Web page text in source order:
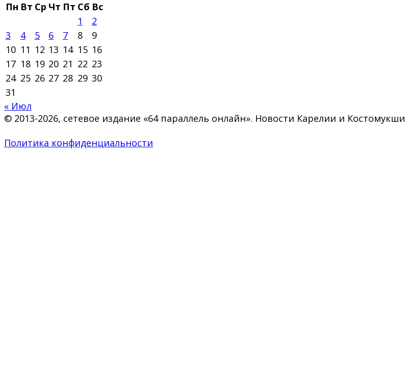
Пн Вт Ср Чт Пт Сб Вс
1
2
3
4 5 6 7 8
9
10 11 12 13 14 15 16
17 18 19 20 21 22 23
24 25 26 27 28 29 30
31
« Июл
© 2013-2026, сетевое издание «64 параллель онлайн». Новости Карелии и Костомукши
Политика конфиденциальности